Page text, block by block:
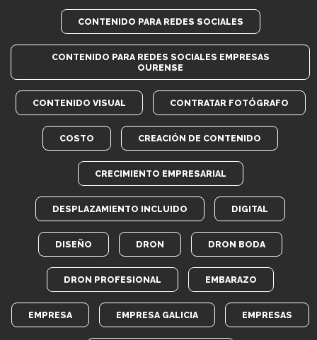
CONTENIDO PARA REDES SOCIALES
CONTENIDO PARA REDES SOCIALES EMPRESAS
OURENSE
CONTENIDO VISUAL CONTRATAR FOTÓGRAFO
COSTO CREACIÓN DE CONTENIDO
CRECIMIENTO EMPRESARIAL
DESPLAZAMIENTO INCLUIDO DIGITAL
DISEÑO DRON DRON BODA
DRON PROFESIONAL EMBARAZO
EMPRESA EMPRESA GALICIA EMPRESAS